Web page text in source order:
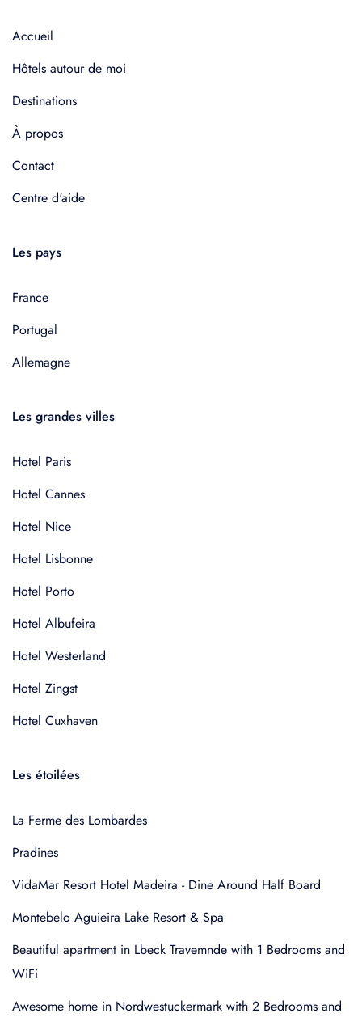
Accueil
Hôtels autour de moi
Destinations
À propos
Contact
Centre d'aide
Les pays
France
Portugal
Allemagne
Les grandes villes
Hotel Paris
Hotel Cannes
Hotel Nice
Hotel Lisbonne
Hotel Porto
Hotel Albufeira
Hotel Westerland
Hotel Zingst
Hotel Cuxhaven
Les étoilées
La Ferme des Lombardes
Pradines
VidaMar Resort Hotel Madeira - Dine Around Half Board
Montebelo Aguieira Lake Resort & Spa
Beautiful apartment in Lbeck Travemnde with 1 Bedrooms and
WiFi
Awesome home in Nordwestuckermark with 2 Bedrooms and